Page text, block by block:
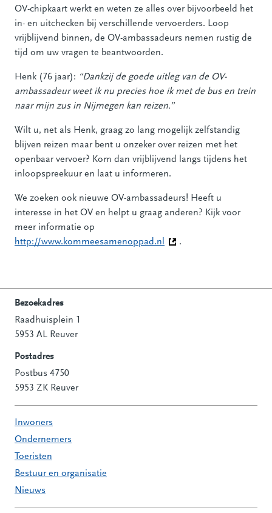
OV-chipkaart werkt en weten ze alles over bijvoorbeeld het
in- en uitchecken bij verschillende vervoerders. Loop
vrijblijvend binnen, de OV-ambassadeurs nemen rustig de
tijd om uw vragen te beantwoorden.
Henk (76 jaar): “Dankzij de goede uitleg van de OV-
ambassadeur weet ik nu precies hoe ik met de bus en trein
naar mijn zus in Nijmegen kan reizen.”
Wilt u, net als Henk, graag zo lang mogelijk zelfstandig
blijven reizen maar bent u onzeker over reizen met het
openbaar vervoer? Kom dan vrijblijvend langs tijdens het
inloopspreekuur en laat u informeren.
We zoeken ook nieuwe OV-ambassadeurs! Heeft u
interesse in het OV en helpt u graag anderen? Kijk voor
meer informatie op
http://www.kommeesamenoppad.nl
(Deze link gaat naar een
.
Contactinformatie
Bezoekadres
Raadhuisplein 1
5953 AL Reuver
Postadres
Postbus 4750
5953 ZK Reuver
Inwoners
Ondernemers
Toeristen
Bestuur en organisatie
Nieuws